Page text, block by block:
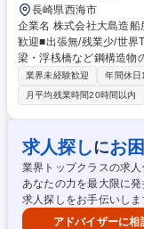
長崎県西海市
企業名 株式会社大島造船所 求人名 【長崎/西海市】積算業務■U・I
歓迎■出張無/残業少/世界TOPクラスの造船
梁・浮桟橋など鋼構造物
務をお任せします。長
作、現地架設までを手がけています。 【具体的
構造製品の新設・補修工
用ソフトを活用し、工事
用を算定する業務に従事
能維持の補修工事も行っ
応札作業で、公告で示さ
集職種 【長崎/西海市】
クラスの造船
業界未経験歓迎 年間休日
月平均残業時間20時間以内
求人探しにお
業界トップクラスの求人
あなたの力を最大限に発
求人探しをお手伝いしま
アドバイザーに相